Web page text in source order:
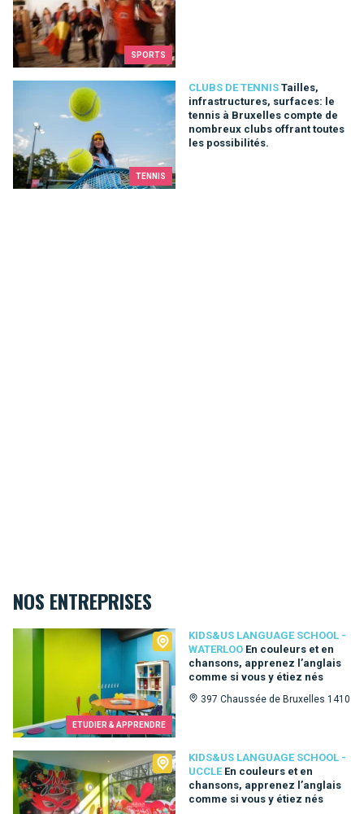
SPORTS
TENNIS
CLUBS DE TENNIS Tailles,
infrastructures, surfaces: le
tennis à Bruxelles compte de
nombreux clubs offrant toutes
les possibilités.
Tailles, infrastructures, surfaces: le tennis à Bruxelles
NOS ENTREPRISES
ETUDIER & APPRENDRE
KIDS&US LANGUAGE SCHOOL -
WATERLOO En couleurs et en
chansons, apprenez l’anglais
comme si vous y étiez nés
397 Chaussée de Bruxelles 1410
Kids&Us language school - Waterloo
KIDS&US LANGUAGE SCHOOL -
UCCLE En couleurs et en
chansons, apprenez l’anglais
comme si vous y étiez nés
Kids&Us language school - Uccle